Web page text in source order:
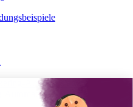
Automatisierung
Software